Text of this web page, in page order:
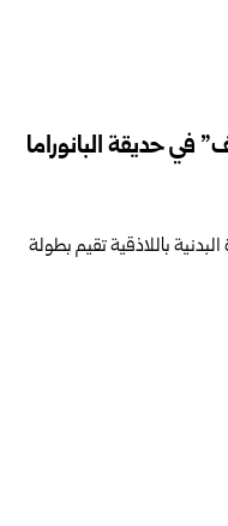
في حديقة البانوراما